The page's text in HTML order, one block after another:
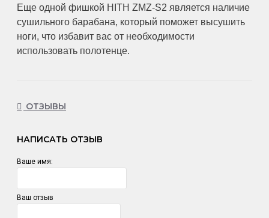
Еще одной фишкой HITH ZMZ-S2 является наличие
сушильного барабана, который поможет высушить
ноги, что избавит вас от необходимости
использовать полотенце.
ОТЗЫВЫ
НАПИСАТЬ ОТЗЫВ
Ваше имя:
Ваш отзыв